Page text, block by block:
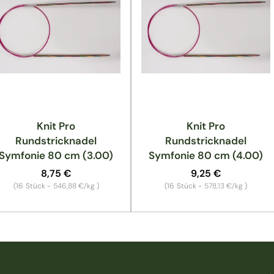
Knit Pro
Rundstricknadel
80 cm (3.00)
Normaler
Preis
8,75 €
(16 Stück - Grundpreis
546,88 €/kg )
Knit Pro
Rundstricknadel
Symfonie 80 cm (4.00)
Normaler
Preis
9,25 €
(16 Stück - Grundpreis
578,13 €/kg )